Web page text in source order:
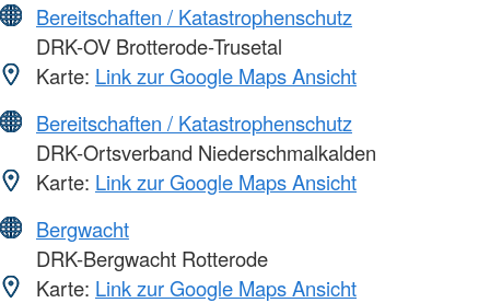
Bereitschaften / Katastrophenschutz
DRK-OV Brotterode-Trusetal
Karte: Link zur Google Maps Ansicht
Bereitschaften / Katastrophenschutz
DRK-Ortsverband Niederschmalkalden
Karte: Link zur Google Maps Ansicht
Bergwacht
DRK-Bergwacht Rotterode
Karte: Link zur Google Maps Ansicht